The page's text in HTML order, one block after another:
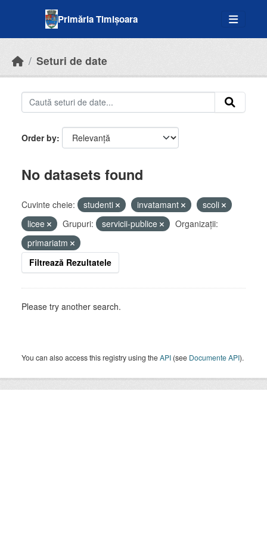
Primăria Timișoara
Seturi de date
Order by
No datasets found
Cuvinte cheie: studenti invatamant
scoli
licee
Grupuri: servicii-publice
Organizații:
primariatm
Filtrează Rezultatele
Please try another search.
You can also access this registry using theAPI (see Documente API).